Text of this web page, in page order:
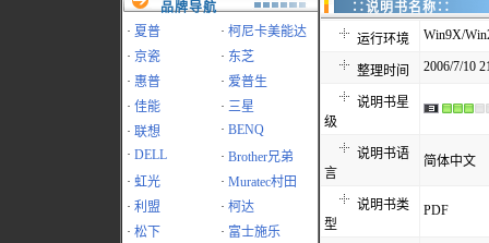
品牌导航
· 夏普 · 柯尼卡美能达
· 京瓷 · 东芝
· 惠普 · 爱普生
· 佳能 · 三星
· 联想 · BENQ
· DELL · Brother兄弟
· 虹光 · Muratec村田
· 利盟 · 柯达
· 松下 · 富士施乐
∷说明书名
运行环境 Win9X/
整理时间 2006/7/10
说明书星
级
说明书语
言
简体中文
说明书类
型
PDF